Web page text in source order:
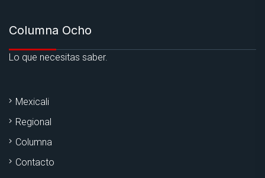
Columna Ocho
Lo que necesitas saber.
Mexicali
Regional
Columna
Contacto